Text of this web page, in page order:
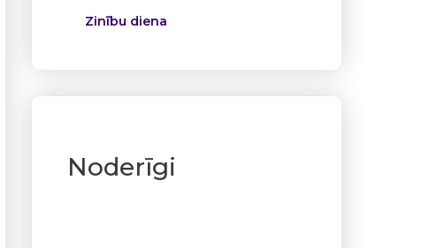
Zinību diena
Noderīgi